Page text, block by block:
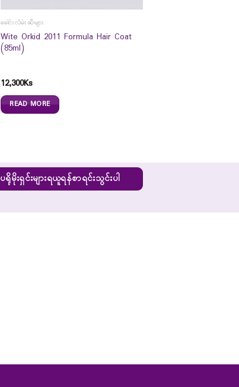
ခေါင်းလိမ်းဆီများ
Wite Orkid 2011 Formula Hair Coat
(85ml)
12,300Ks
READ MORE
ပရိုမိုးရှင်းများရယူရန်စာရင်းသွင်းပါ